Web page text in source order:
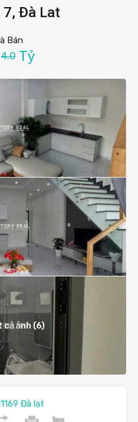
7, Đà Lat
Bán
4.0 Tỷ
ảnh (6)
Đà lạt